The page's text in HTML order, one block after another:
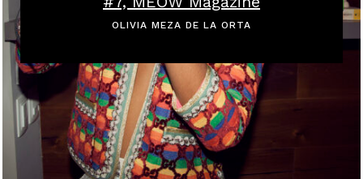
OLIVIA MEZA DE LA ORTA